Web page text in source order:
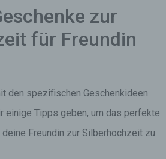
zur
für Freundin
den spezifischen Geschenkideen
einige Tipps geben, um das perfekte
Freundin zur Silberhochzeit zu